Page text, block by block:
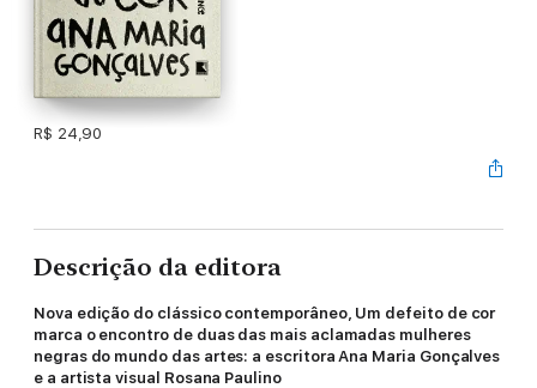
R$ 24,90
Descrição da editora
Nova edição do clássico contemporâneo, Um defeito de cor
marca o encontro de duas das mais aclamadas mulheres
negras do mundo das artes: a escritora Ana Maria Gonçalves
e a artista visual Rosana Paulino